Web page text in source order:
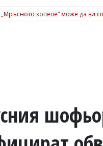
копеле“ може да ви